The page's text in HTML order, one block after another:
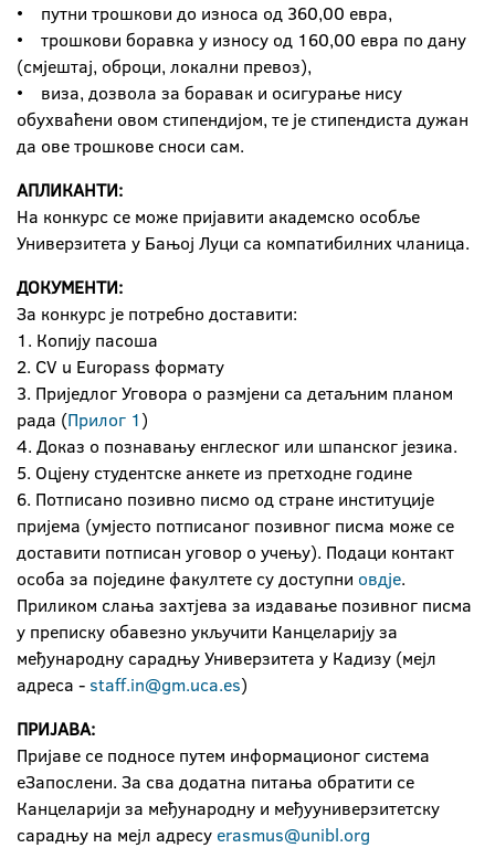
• путни трошкови до износа од 360,00 евра,
• трошкови боравка у износу од 160,00 евра по дану
(смјештај, оброци, локални превоз),
• виза, дозвола за боравак и осигурање нису
обухваћени овом стипендијом, те је стипендиста дужан
да ове трошкове сноси сам.
АПЛИКАНТИ:
На конкурс се може пријавити академско особље
Универзитета у Бањој Луци са компатибилних чланица.
ДОКУМЕНТИ:
За конкурс је потребно доставити:
1. Копију пасоша
2. CV u Europass формату
3. Приједлог Уговора о размјени са детаљним планом
рада (Прилог 1)
4. Доказ о познавању енглеског или шпанског језика.
5. Оцјену студентске анкете из претходне године
6. Потписано позивно писмо од стране институције
пријема (умјесто потписаног позивног писма може се
доставити потписан уговор о учењу). Подаци контакт
особа за поједине факултете су доступни овдје.
Приликом слања захтјева за издавање позивног писма
у преписку обавезно укључити Канцеларију за
међународну сарадњу Универзитета у Кадизу (мејл
адреса - staff.in@gm.uca.es)
ПРИЈАВА:
Пријаве се подносе путем информационог система
еЗапослени. За сва додатна питања обратити се
Канцеларији за међународну и међууниверзитетску
сарадњу на мејл адресу erasmus@unibl.org